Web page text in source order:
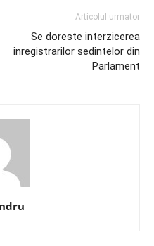
Articolul urmator
Se doreste interzicerea
inregistrarilor sedintelor din
Parlament